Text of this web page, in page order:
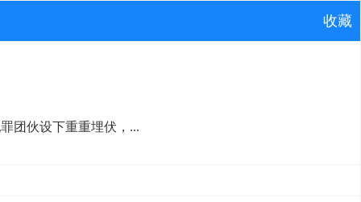
收藏
团伙设下重重埋伏，...